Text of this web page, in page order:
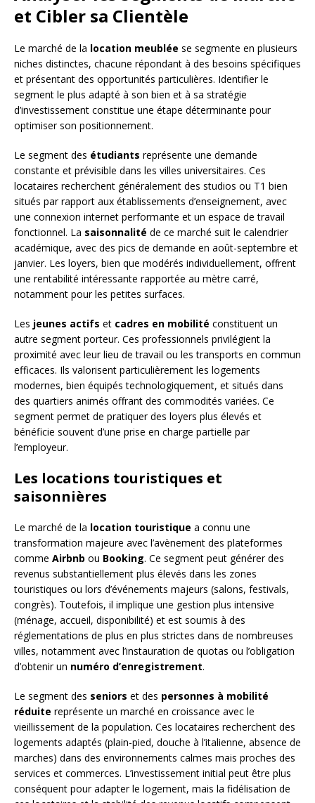
et Cibler sa Clientèle
Le marché de la location meublée se segmente en plusieurs
niches distinctes, chacune répondant à des besoins spécifiques
et présentant des opportunités particulières. Identifier le
segment le plus adapté à son bien et à sa stratégie
d’investissement constitue une étape déterminante pour
optimiser son positionnement.
Le segment des étudiants représente une demande
constante et prévisible dans les villes universitaires. Ces
locataires recherchent généralement des studios ou T1 bien
situés par rapport aux établissements d’enseignement, avec
une connexion internet performante et un espace de travail
fonctionnel. La saisonnalité de ce marché suit le calendrier
académique, avec des pics de demande en août-septembre et
janvier. Les loyers, bien que modérés individuellement, offrent
une rentabilité intéressante rapportée au mètre carré,
notamment pour les petites surfaces.
Les jeunes actifs et cadres en mobilité constituent un
autre segment porteur. Ces professionnels privilégient la
proximité avec leur lieu de travail ou les transports en commun
efficaces. Ils valorisent particulièrement les logements
modernes, bien équipés technologiquement, et situés dans
des quartiers animés offrant des commodités variées. Ce
segment permet de pratiquer des loyers plus élevés et
bénéficie souvent d’une prise en charge partielle par
l’employeur.
Les locations touristiques et
saisonnières
Le marché de la location touristique a connu une
transformation majeure avec l’avènement des plateformes
comme Airbnb ou Booking. Ce segment peut générer des
revenus substantiellement plus élevés dans les zones
touristiques ou lors d’événements majeurs (salons, festivals,
congrès). Toutefois, il implique une gestion plus intensive
(ménage, accueil, disponibilité) et est soumis à des
réglementations de plus en plus strictes dans de nombreuses
villes, notamment avec l’instauration de quotas ou l’obligation
d’obtenir un numéro d’enregistrement.
Le segment des seniors et des personnes à mobilité
réduite représente un marché en croissance avec le
vieillissement de la population. Ces locataires recherchent des
logements adaptés (plain-pied, douche à l’italienne, absence de
marches) dans des environnements calmes mais proches des
services et commerces. L’investissement initial peut être plus
conséquent pour adapter le logement, mais la fidélisation de